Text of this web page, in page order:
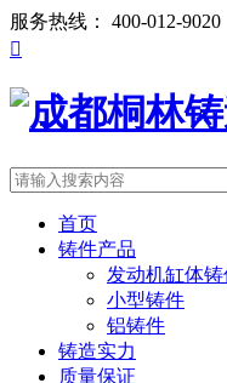
服务热线：
400-012-9020

首页
铸件产品
发动机缸体铸
小型铸件
铝铸件
铸造实力
质量保证